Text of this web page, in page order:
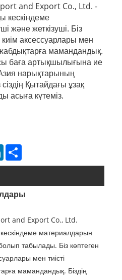
and Export Co., Ltd. -
кескіндеме
және жеткізуші. Біз
аксессуарлары мен
мамандандық.
баға артықшылығына ие
нарықтарының
Қытайдағы ұзақ
асыға күтеміз.
LinkedIn
and Export Co., Ltd.
материалдарын
табылады. Біз көптеген
мен тиісті
мамандандық. Біздің